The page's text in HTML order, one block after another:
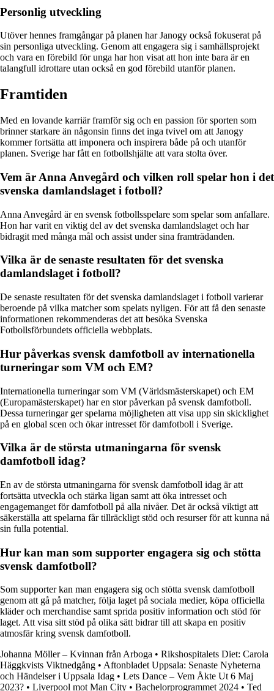
Personlig utveckling
Utöver hennes framgångar på planen har Janogy också fokuserat på
sin personliga utveckling. Genom att engagera sig i samhällsprojekt
och vara en förebild för unga har hon visat att hon inte bara är en
talangfull idrottare utan också en god förebild utanför planen.
Framtiden
Med en lovande karriär framför sig och en passion för sporten som
brinner starkare än någonsin finns det inga tvivel om att Janogy
kommer fortsätta att imponera och inspirera både på och utanför
planen. Sverige har fått en fotbollshjälte att vara stolta över.
Vem är Anna Anvegård och vilken roll spelar hon i det
svenska damlandslaget i fotboll?
Anna Anvegård är en svensk fotbollsspelare som spelar som anfallare.
Hon har varit en viktig del av det svenska damlandslaget och har
bidragit med många mål och assist under sina framträdanden.
Vilka är de senaste resultaten för det svenska
damlandslaget i fotboll?
De senaste resultaten för det svenska damlandslaget i fotboll varierar
beroende på vilka matcher som spelats nyligen. För att få den senaste
informationen rekommenderas det att besöka Svenska
Fotbollsförbundets officiella webbplats.
Hur påverkas svensk damfotboll av internationella
turneringar som VM och EM?
Internationella turneringar som VM (Världsmästerskapet) och EM
(Europamästerskapet) har en stor påverkan på svensk damfotboll.
Dessa turneringar ger spelarna möjligheten att visa upp sin skicklighet
på en global scen och ökar intresset för damfotboll i Sverige.
Vilka är de största utmaningarna för svensk
damfotboll idag?
En av de största utmaningarna för svensk damfotboll idag är att
fortsätta utveckla och stärka ligan samt att öka intresset och
engagemanget för damfotboll på alla nivåer. Det är också viktigt att
säkerställa att spelarna får tillräckligt stöd och resurser för att kunna nå
sin fulla potential.
Hur kan man som supporter engagera sig och stötta
svensk damfotboll?
Som supporter kan man engagera sig och stötta svensk damfotboll
genom att gå på matcher, följa laget på sociala medier, köpa officiella
kläder och merchandise samt sprida positiv information och stöd för
laget. Att visa sitt stöd på olika sätt bidrar till att skapa en positiv
atmosfär kring svensk damfotboll.
Johanna Möller – Kvinnan från Arboga • Rikshospitalets Diet: Carola
Häggkvists Viktnedgång • Aftonbladet Uppsala: Senaste Nyheterna
och Händelser i Uppsala Idag • Lets Dance – Vem Åkte Ut 6 Maj
2023? • Liverpool mot Man City • Bachelorprogrammet 2024 • Ted